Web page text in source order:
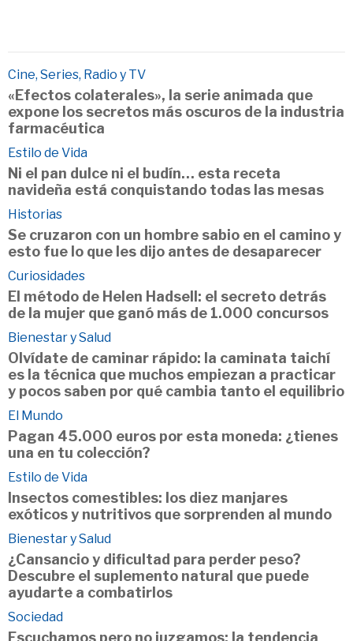
Cine, Series, Radio y TV
«Efectos colaterales», la serie animada que
expone los secretos más oscuros de la industria
farmacéutica
Estilo de Vida
Ni el pan dulce ni el budín… esta receta
navideña está conquistando todas las mesas
Historias
Se cruzaron con un hombre sabio en el camino y
esto fue lo que les dijo antes de desaparecer
Curiosidades
El método de Helen Hadsell: el secreto detrás
de la mujer que ganó más de 1.000 concursos
Bienestar y Salud
Olvídate de caminar rápido: la caminata taichí
es la técnica que muchos empiezan a practicar
y pocos saben por qué cambia tanto el equilibrio
El Mundo
Pagan 45.000 euros por esta moneda: ¿tienes
una en tu colección?
Estilo de Vida
Insectos comestibles: los diez manjares
exóticos y nutritivos que sorprenden al mundo
Bienestar y Salud
¿Cansancio y dificultad para perder peso?
Descubre el suplemento natural que puede
ayudarte a combatirlos
Sociedad